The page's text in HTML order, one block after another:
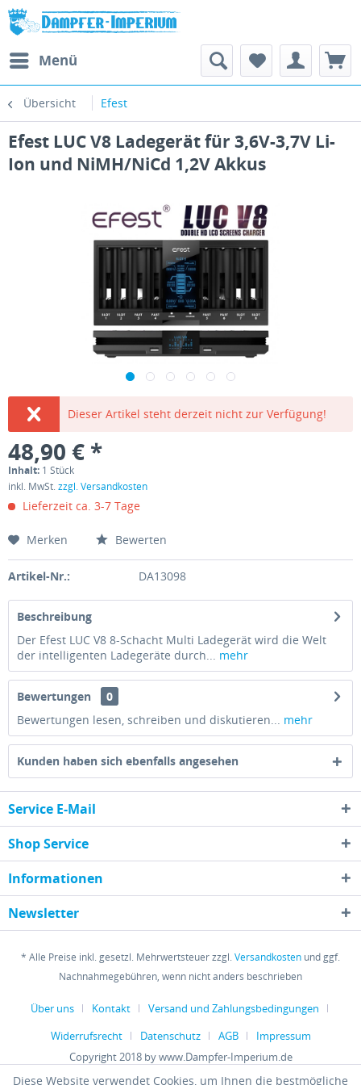
Menü
Übersicht Efest
Efest LUC V8 Ladegerät für 3,6V-3,7V Li-
Ion und NiMH/NiCd 1,2V Akkus
Dieser Artikel steht derzeit nicht zur Verfügung!
48,90 € *
Inhalt: 1 Stück
inkl. MwSt.zzgl. Versandkosten
Lieferzeit ca. 3-7 Tage
Merken Bewerten
Artikel-Nr.: DA13098
Beschreibung
Der Efest LUC V8 8-Schacht Multi Ladegerät wird die Welt
der intelligenten Ladegeräte durch... mehr
Bewertungen
0
Bewertungen lesen, schreiben und diskutieren... mehr
Kunden haben sich ebenfalls angesehen
Service E-Mail
Shop Service
Informationen
Newsletter
* Alle Preise inkl. gesetzl. Mehrwertsteuer zzgl.Versandkosten und ggf.
Nachnahmegebühren, wenn nicht anders beschrieben
Über uns Kontakt
Versand und Zahlungsbedingungen
Widerrufsrecht
Datenschutz AGB
Impressum
Copyright 2018 by www.Dampfer-Imperium.de
Diese Website verwendet Cookies, um Ihnen die bestmögliche